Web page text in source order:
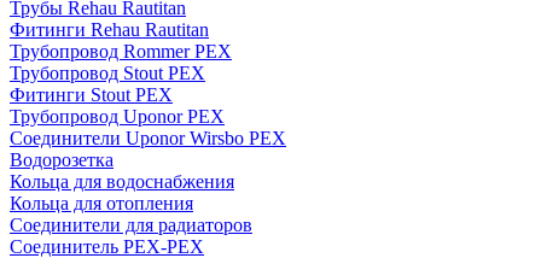
Трубы Rehau Rautitan
Фитинги Rehau Rautitan
Трубопровод Rommer PEX
Трубопровод Stout PEX
Фитинги Stout PEX
Трубопровод Uponor PEX
Соединители Uponor Wirsbo PEX
Водорозетка
Кольца для водоснабжения
Кольца для отопления
Соединители для радиаторов
Соединитель PEX-PEX